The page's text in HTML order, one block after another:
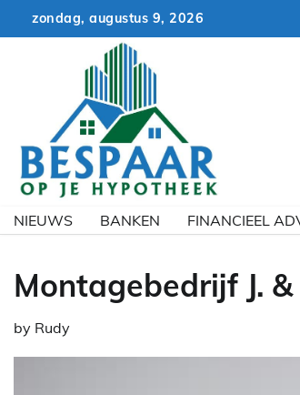
zondag, augustus 9, 2026
NIEUWS BANKEN FINANCIEEL
Montagebedrijf J.
by Rudy